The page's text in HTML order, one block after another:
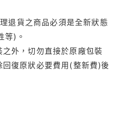
退貨之商品必須是全新狀態
等)。
外，切勿直接於原廠包裝
復原狀必要費用(整新費)後